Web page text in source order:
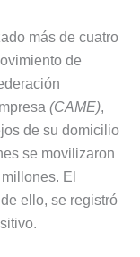
más de cuatro
de
(CAME),
de su domicilio
se movilizaron
El
ello, se registró